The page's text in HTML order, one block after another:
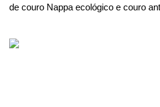
de couro Nappa ecológico e couro